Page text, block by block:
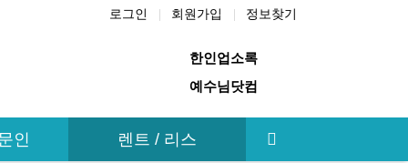
로그인 회원가입 정보찾기
한인업소록
예수님닷컴
인 렌트 / 리스